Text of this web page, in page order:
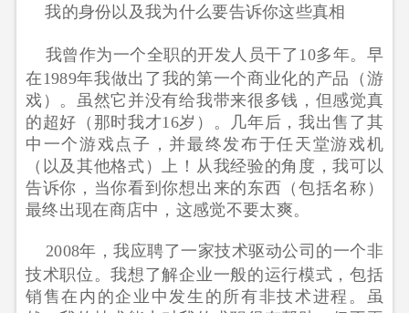
我的身份以及我为什么要告诉你这些真相
我曾作为一个全职的开发人员干了10多年。早
在1989年我做出了我的第一个商业化的产品（游
戏）。虽然它并没有给我带来很多钱，但感觉真
的超好（那时我才16岁）。几年后，我出售了其
中一个游戏点子，并最终发布于任天堂游戏机
（以及其他格式）上！从我经验的角度，我可以
告诉你，当你看到你想出来的东西（包括名称）
最终出现在商店中，这感觉不要太爽。
2008年，我应聘了一家技术驱动公司的一个非
技术职位。我想了解企业一般的运行模式，包括
销售在内的企业中发生的所有非技术进程。虽